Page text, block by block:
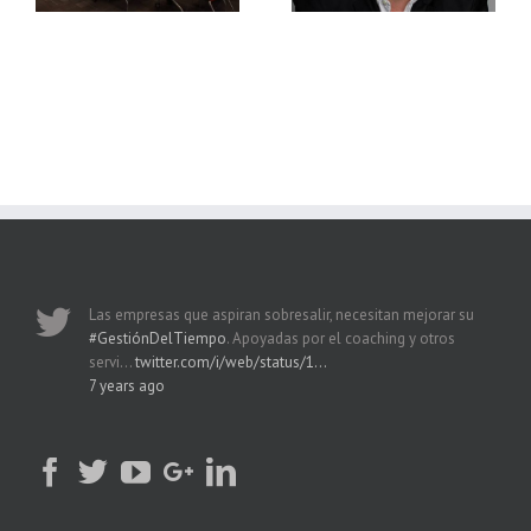
Las empresas que aspiran sobresalir, necesitan mejorar su
#GestiónDelTiempo. Apoyadas por el coaching y otros
servi…twitter.com/i/web/status/1…
7 years ago